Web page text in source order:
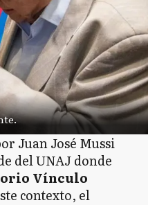
Juan José Mussi
del UNAJ donde
Vínculo
contexto, el